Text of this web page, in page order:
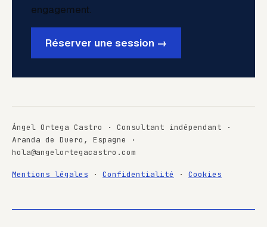
engagement.
Réserver une session →
Ángel Ortega Castro · Consultant indépendant ·
Aranda de Duero, Espagne ·
hola@angelortegacastro.com
Mentions légales · Confidentialité · Cookies